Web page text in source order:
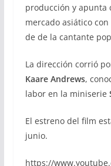
producción y apunta
mercado asiático
de de la cantante pop
La dirección corrió
Kaare Andrews,
labor en la miniserie
El estreno del film
junio.
https://